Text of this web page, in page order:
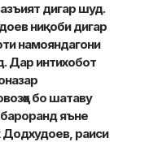
дигар шуд.
ниқоби дигар
намояндагони
Дар интихобот
бо шатаву
яъне
раиси